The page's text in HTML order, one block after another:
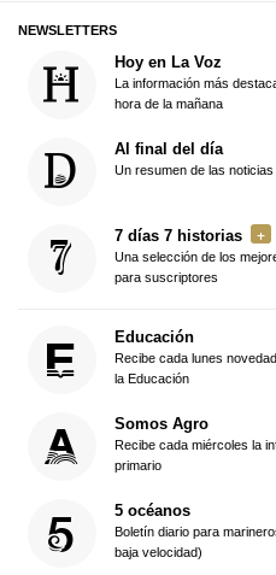
NEWSLETTERS
Hoy en La Voz
La información más
hora de la mañana
Al final del día
Un resumen de las
7 días 7 historias
Una selección de los
para suscriptores
Educación
Recibe cada lunes
la Educación
Somos Agro
Recibe cada miércoles la
primario
5 océanos
Boletín diario para
baja velocidad)